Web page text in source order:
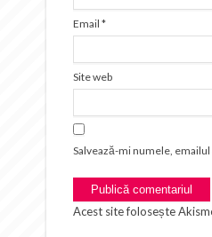
Email *
Site web
Salvează-mi numele,
Acest site folosește